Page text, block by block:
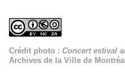
Crédit photo : Concert estival
Archives de la Ville de